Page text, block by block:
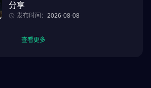
分享
发布时间： 2026-08-08
查看更多